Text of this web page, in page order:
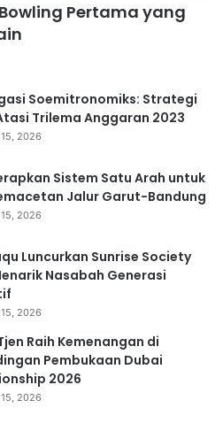
Pertama yang
Soemitronomiks: Strategi
Trilema Anggaran 2023
2026
Sistem Satu Arah untuk
Jalur Garut-Bandung
2026
Luncurkan Sunrise Society
Nasabah Generasi
2026
Raih Kemenangan di
Pembukaan Dubai
2026
2026